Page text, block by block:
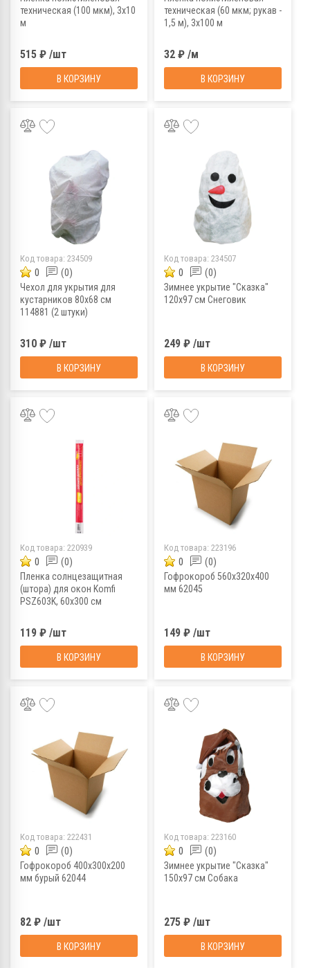
техническая (100 мкм), 3х10
м
515 ₽ /шт
В КОРЗИНУ
техническая (60 мкм; рукав -
1,5 м), 3х100 м
32 ₽ /м
В КОРЗИНУ
Код товара: 234509
0 (0)
Чехол для укрытия для
кустарников 80х68 см
114881 (2 штуки)
310 ₽ /шт
В КОРЗИНУ
Код товара: 234507
0 (0)
Зимнее укрытие "Сказка"
120х97 см Снеговик
249 ₽ /шт
В КОРЗИНУ
Код товара: 220939
0 (0)
Пленка солнцезащитная
(штора) для окон Komfi
PSZ603K, 60х300 см
119 ₽ /шт
В КОРЗИНУ
Код товара: 223196
0 (0)
Гофрокороб 560х320х400
мм 62045
149 ₽ /шт
В КОРЗИНУ
Код товара: 222431
0 (0)
Гофрокороб 400х300х200
мм бурый 62044
82 ₽ /шт
В КОРЗИНУ
Код товара: 223160
0 (0)
Зимнее укрытие "Сказка"
150х97 см Собака
275 ₽ /шт
В КОРЗИНУ